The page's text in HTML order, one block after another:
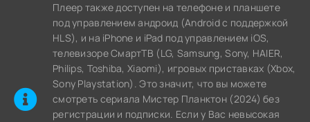
Плеер также доступен на телефоне и планшете
под управлением андроид (Android с поддержкой
HLS), и на iPhone и iPad под управлением iOS,
телевизоре СмартТВ (LG, Samsung, Sony, HAIER,
Philips, Toshiba, Xiaomi), игровых приставках (Xbox,
Sony Playstation). Это значит, что вы можете
cмотреть сериала Мистер Планктон (2024) без
регистрации и подписки. Если у Вас невысокая